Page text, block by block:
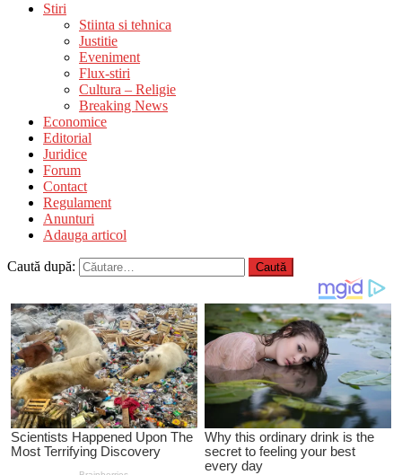
Stiri
Stiinta si tehnica
Justitie
Eveniment
Flux-stiri
Cultura – Religie
Breaking News
Economice
Editorial
Juridice
Forum
Contact
Regulament
Anunturi
Adauga articol
Caută după: